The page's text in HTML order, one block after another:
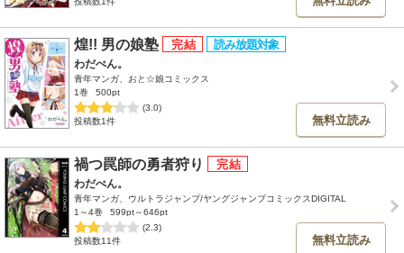
煌!! 男の娘塾
わだぺん。
青年マンガ、おと☆娘コミックス
1巻
500pt
(3.0)
投稿数1件
無料立読み
禍つ罠師の勇者狩り
わだぺん。
青年マンガ、ウルトラジャンプ/ヤングジャンプコミックスDIGITAL
1～4巻
599pt～646pt
(2.3)
投稿数11件
無料立読み